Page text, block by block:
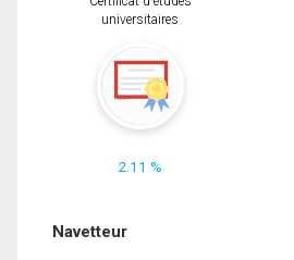
universitaires
2.11 %
Navetteur